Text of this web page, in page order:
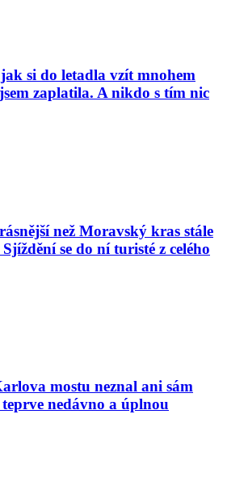
si do letadla vzít mnohem
zaplatila. A nikdo s tím nic
než Moravský kras stále
se do ní turisté z celého
mostu neznal ani sám
nedávno a úplnou